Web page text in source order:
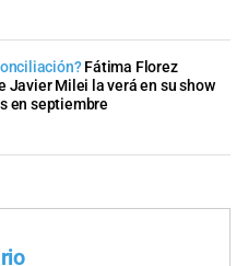
Fátima Florez
Javier Milei la verá en su show
en septiembre